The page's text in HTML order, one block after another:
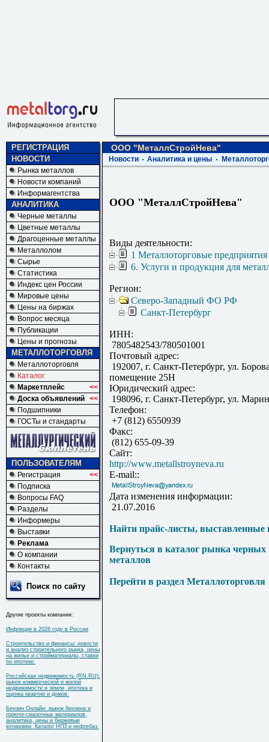
РЕГИСТРАЦИЯ
НОВОСТИ
Рынка металлов
Новости компаний
Информагентства
АНАЛИТИКА
Черные металлы
Цветные металлы
Драгоценные металлы
Металлолом
Сырье
Статистика
Индекс цен России
Мировые цены
Цены на биржах
Вопрос месяца
Публикации
Цены и прогнозы
МЕТАЛЛОТОРГОВЛЯ
Металлоторговля
Каталог
Маркетплейс
<<
Доска объявлений <<
Подшипники
ГОСТы и стандарты
ПОЛЬЗОВАТЕЛЯМ
Регистрация
<<
Подписка
Вопросы FAQ
Разделы
Информеры
Выставки
Реклама
О компании
Контакты
Поиск по сайту
Другие проекты компании:
Инфляция в 2026 году в России
Строительство и финансы: новости
и анализ строительного рынка, цены
на жилье и стройматериалы, ставки
по ипотеке.
Российская недвижимость (RN.RU):
рынок коммерческой и жилой
недвижимости и земли, ипотека и
оценка квартир и домов.
Бензин Онлайн: рынок бензина и
горюче-смазочных материалов,
аналитика, цены и биржевые
котировки. Каталог НПЗ и нефтебаз.
ООО "МеталлСтройНева"
Новости Аналитика и цены
ООО "МеталлСтройНева"
Виды деятельности:
1 Металлоторговые
6. Услуги и продукция для
Регион:
Северо-Западный ФО РФ
Санкт-Петербург
ИНН:
7805482543/780501001
Почтовый адрес:
192007, г. Санкт-Петербург, ул.
помещение 25Н
Юридический адрес:
198096, г. Санкт-Петербург, ул.
Телефон:
+7 (812) 6550939
Факс:
(812) 655-09-39
Сайт:
http://www.metallstroyneva.ru
E-mail::
Дата изменения информации:
21.07.2016
Найти прайс-листы, выставленные
Вернуться в каталог рынка
металлов
Перейти в раздел Металлоторговля